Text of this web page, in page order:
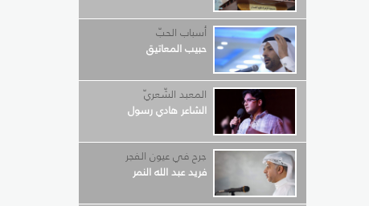
أسباب الحبّ
حبيب المعاتيق
المعبد الشّعريّ
الشاعر هادي رسول
جرح في عيون الفجر
فريد عبد الله النمر